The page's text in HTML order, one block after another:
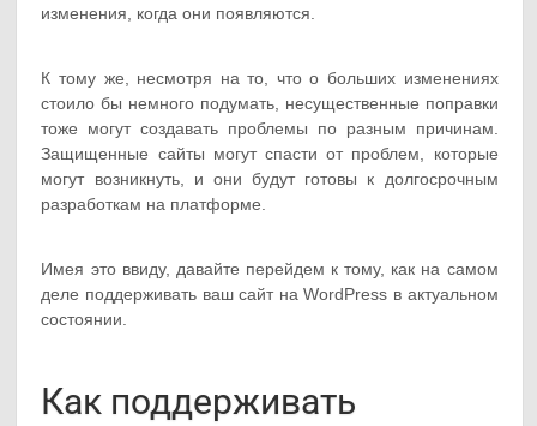
изменения, когда они появляются.
К тому же, несмотря на то, что о больших изменениях
стоило бы немного подумать, несущественные поправки
тоже могут создавать проблемы по разным причинам.
Защищенные сайты могут спасти от проблем, которые
могут возникнуть, и они будут готовы к долгосрочным
разработкам на платформе.
Имея это ввиду, давайте перейдем к тому, как на самом
деле поддерживать ваш сайт на WordPress в актуальном
состоянии.
Как поддерживать